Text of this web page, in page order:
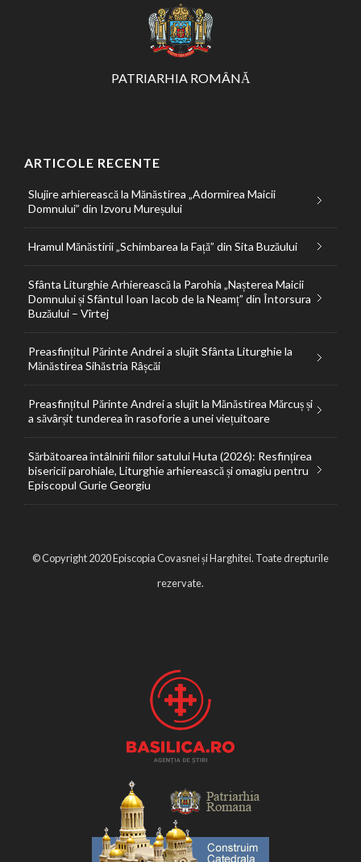
PATRIARHIA ROMÂNĂ
ARTICOLE RECENTE
Slujire arhierească la Mănăstirea „Adormirea Maicii
Domnului” din Izvoru Mureșului
Hramul Mănăstirii „Schimbarea la Față” din Sita Buzăului
Sfânta Liturghie Arhierească la Parohia „Nașterea Maicii
Domnului și Sfântul Ioan Iacob de la Neamț” din Întorsura
Buzăului – Vîrtej
Preasfințitul Părinte Andrei a slujit Sfânta Liturghie la
Mănăstirea Sihăstria Râșcăi
Preasfințitul Părinte Andrei a slujit la Mănăstirea Mărcuș și
a săvârșit tunderea în rasoforie a unei viețuitoare
Sărbătoarea întâlnirii fiilor satului Huta (2026): Resfințirea
bisericii parohiale, Liturghie arhierească și omagiu pentru
Episcopul Gurie Georgiu
© Copyright 2020 Episcopia Covasnei și Harghitei. Toate drepturile
rezervate.